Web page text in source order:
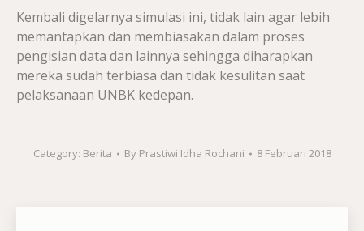
Kembali digelarnya simulasi ini, tidak lain agar lebih
memantapkan dan membiasakan dalam proses
pengisian data dan lainnya sehingga diharapkan
mereka sudah terbiasa dan tidak kesulitan saat
pelaksanaan UNBK kedepan.
Category: Berita By Prastiwi Idha Rochani 8 Februari 2018